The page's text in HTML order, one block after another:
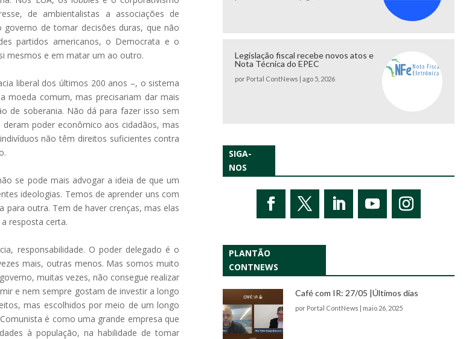
de ambientalistas a associações de
de tomar decisões duras, que não
partidos americanos, o Democrata e o
mesmos e em matar um ao outro.
liberal dos últimos 200 anos –, o sistema
moeda comum, mas precisariam dar mais
de soberania. Não dá para fazer isso sem
poder econômico aos cidadãos, mas
não têm direitos suficientes contra
se pode mais advogar a ideia de que um
ideologias. Temos de aprender uns com
outra. Tem de haver crenças, mas elas
resposta certa.
responsabilidade. O poder delegado é o
mais, outras menos. Mas somos muito
muitas vezes, não consegue realizar
e nem sempre gostam de investir a longo
mas escolhidos por meio de um longo
é como uma grande empresa que
à população, na habilidade de tomar
Legislação fiscal recebe novos atos e
Nota Técnica do EPEC
por Portal ContNews ago 5, 2026
SIGA-
NOS
PLANTÃO
CONTNEWS
Café com IR: 27/05 |Últimos dias
por Portal ContNews | maio 26, 2025